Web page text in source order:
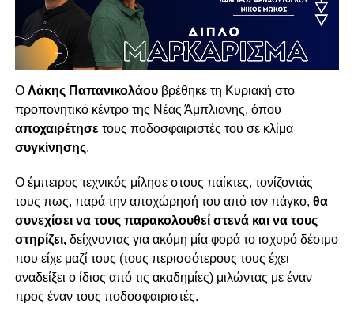
Ο Λάκης Παπανικολάουβρέθηκε τη Κυριακή στο
προπονητικό κέντρο της Νέας Άμπλιανης, όπου
αποχαιρέτησετους ποδοσφαιριστές του σε κλίμα
συγκίνησης.
Ο έμπειρος τεχνικός μίλησε στους παίκτες, τονίζοντάς
τους πως, παρά την αποχώρησή του από τον πάγκο, θα
συνεχίσει να τους παρακολουθεί στενά και να τους
στηρίζει,δείχνοντας για ακόμη μία φορά το ισχυρό δέσιμο
που είχε μαζί τους (τους περισσότερους τους έχει
αναδείξει ο ίδιος από τις ακαδημίες) μιλώντας με έναν
προς έναν τους ποδοσφαιριστές.